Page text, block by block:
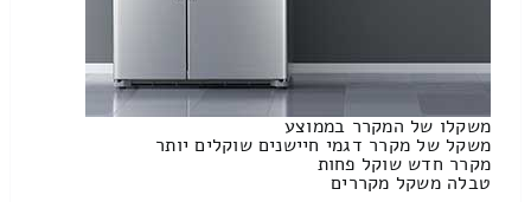
משקלו של המקרר בממוצע
משקל של מקרר דגמי חיישנים שוקלים יותר
מקרר חדש שוקל פחות
טבלה משקל מקררים